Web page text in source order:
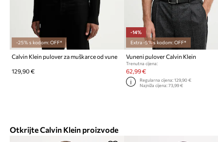
-25% s kodom: OFF*
Calvin Klein pulover za muškarce od vune
129,90 €
-14%
Extra -5% s kodom: OFF*
Vuneni pulover Calvin Klein
Trenutna cijena:
62,99 €
Regularna cijena: 129,90 €
Najniža cijena: 73,99 €
Otkrijte Calvin Klein proizvode